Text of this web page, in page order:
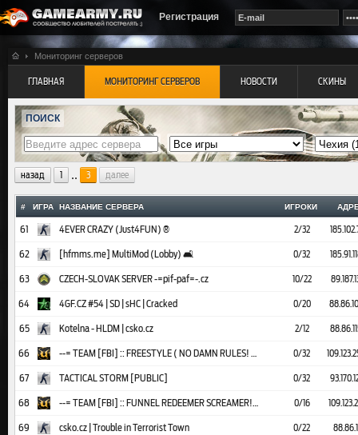
Регистрация
Мониторинг серверов
ГЛАВНАЯ МОНИТОРИНГ СЕРВЕРОВ НОВОСТИ СКИНЫ
ПОИСК
назад 1 .. 3 далее
# ИГРА НАЗВАНИЕ СЕРВЕРА ИГРОКИ
61 4EVER CRAZY (Just4FUN) ® 2/32
62 [hfmms.me] MultiMod (Lobby) 🛋️ 0/32
63 CZECH-SLOVAK SERVER -=pif-paf=-.cz 10/22
64 4GF.CZ #54 | SD | sHC | Cracked 0/20
65 Kotelna - HLDM | csko.cz 2/12
66 --= TEAM [FBI] :: FREESTYLE ( NO DAMN RULES! ) =-- 0/32
67 TACTICAL STORM [PUBLIC] 0/32
68 --= TEAM [FBI] :: FUNNEL REDEEMER SCREAMER! =-- 0/16
69 csko.cz | Trouble in Terrorist Town 0/22